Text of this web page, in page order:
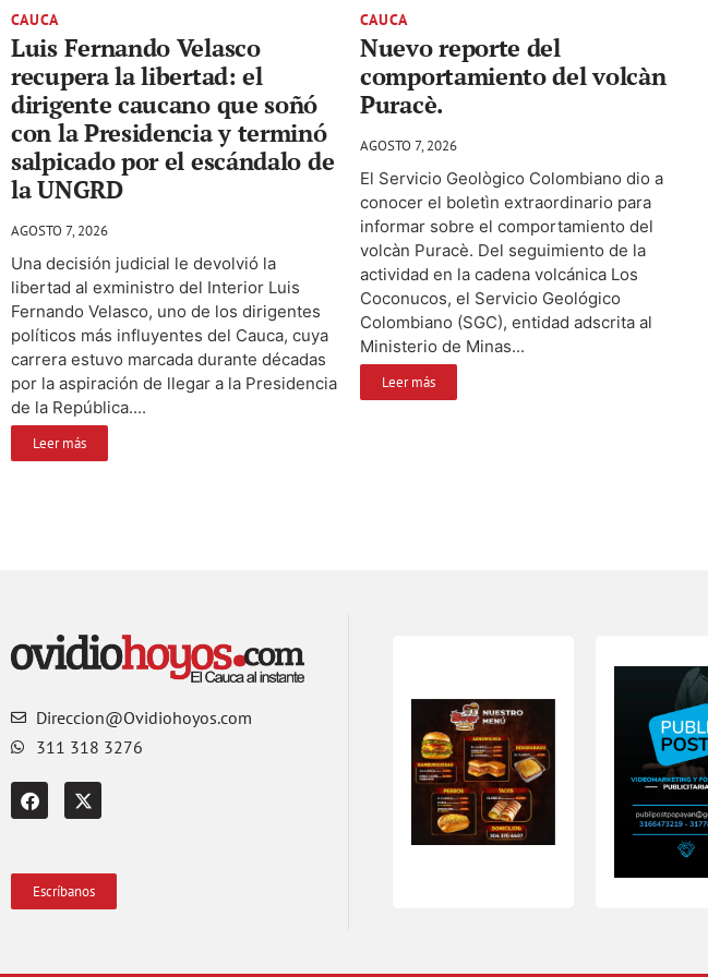
CAUCA
Luis Fernando Velasco
recupera la libertad: el
dirigente caucano que soñó
con la Presidencia y terminó
salpicado por el escándalo de
la UNGRD
AGOSTO 7, 2026
Una decisión judicial le devolvió la
libertad al exministro del Interior Luis
Fernando Velasco, uno de los dirigentes
políticos más influyentes del Cauca, cuya
carrera estuvo marcada durante décadas
por la aspiración de llegar a la Presidencia
de la República....
Leer más
CAUCA
Nuevo reporte del
comportamiento del volcàn
Puracè.
AGOSTO 7, 2026
El Servicio Geològico Colombiano dio a
conocer el boletìn extraordinario para
informar sobre el comportamiento del
volcàn Puracè. Del seguimiento de la
actividad en la cadena volcánica Los
Coconucos, el Servicio Geológico
Colombiano (SGC), entidad adscrita al
Ministerio de Minas...
Leer más
Direccion@Ovidiohoyos.com
311 318 3276
Escríbanos